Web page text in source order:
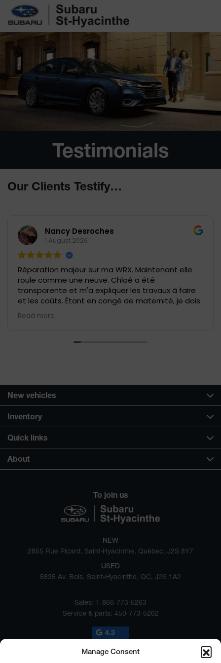
Manage Consent
Testimonials
Our Clients Testify…
Nancy Desroches
1 August 2026
Réparation majeur sur ma WRX. Maintenant elle
roule comme une neuve. Chloé a été
transparente et m'a expliquer les travaux à faire
et les coûts. Étant en congé de maternité, je dois
choisir mes combats, alors avec le technicien,
nous avons fait le tour des réparations à faire et
avantage avec mes moyens financiers. J'ai pu
véhicule de courtoisie adapté à ma vie de famille,
ce que j'ai grandement apprécier. J'ai eu
l'occasion de comparer ma berline à un VUS 😉
Read more
To join us
NEW
2855 Rue Picard, Saint-Hyacinthe, Québec, J2S 8Y7
USED
5835 Av. Bois, Saint-Hyacinthe, QC, J2S 1A2
Sales: 1-866-773-5263
Service & parts: 450-773-5262
4.3
New vehicles
Inventory
Quick links
About